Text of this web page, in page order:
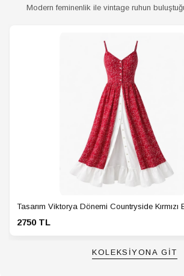
Modern feminenlik ile vintage ruhun
Tasarım Viktorya Dönemi Countryside Kırmızı
2750 TL
KOLEKSİYONA GİT